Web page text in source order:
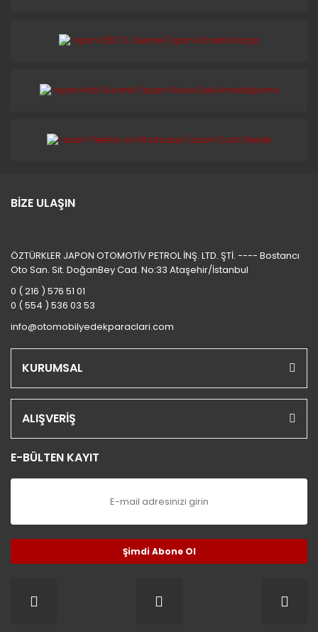
BİZE ULAŞIN
ÖZTÜRKLER JAPON OTOMOTİV PETROL İNŞ. LTD. ŞTİ. ---- Bostancı
Oto San. Sit. DoğanBey Cad. No:33 Ataşehir/İstanbul
0 ( 216 ) 576 51 01
0 ( 554 ) 536 03 53
info@otomobilyedekparaclari.com
KURUMSAL
ALIŞVERİŞ
E-BÜLTEN KAYIT
Şimdi Abone Ol